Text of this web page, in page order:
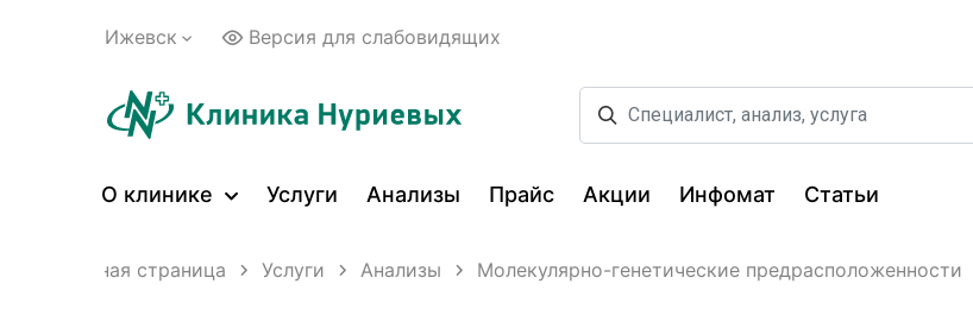
Ижевск Версия для слабовидящих
О клинике Услуги Анализы Прайс Акции Инфомат Статьи
Главная страница Услуги Анализы Молекулярно-генетические предрасположенности